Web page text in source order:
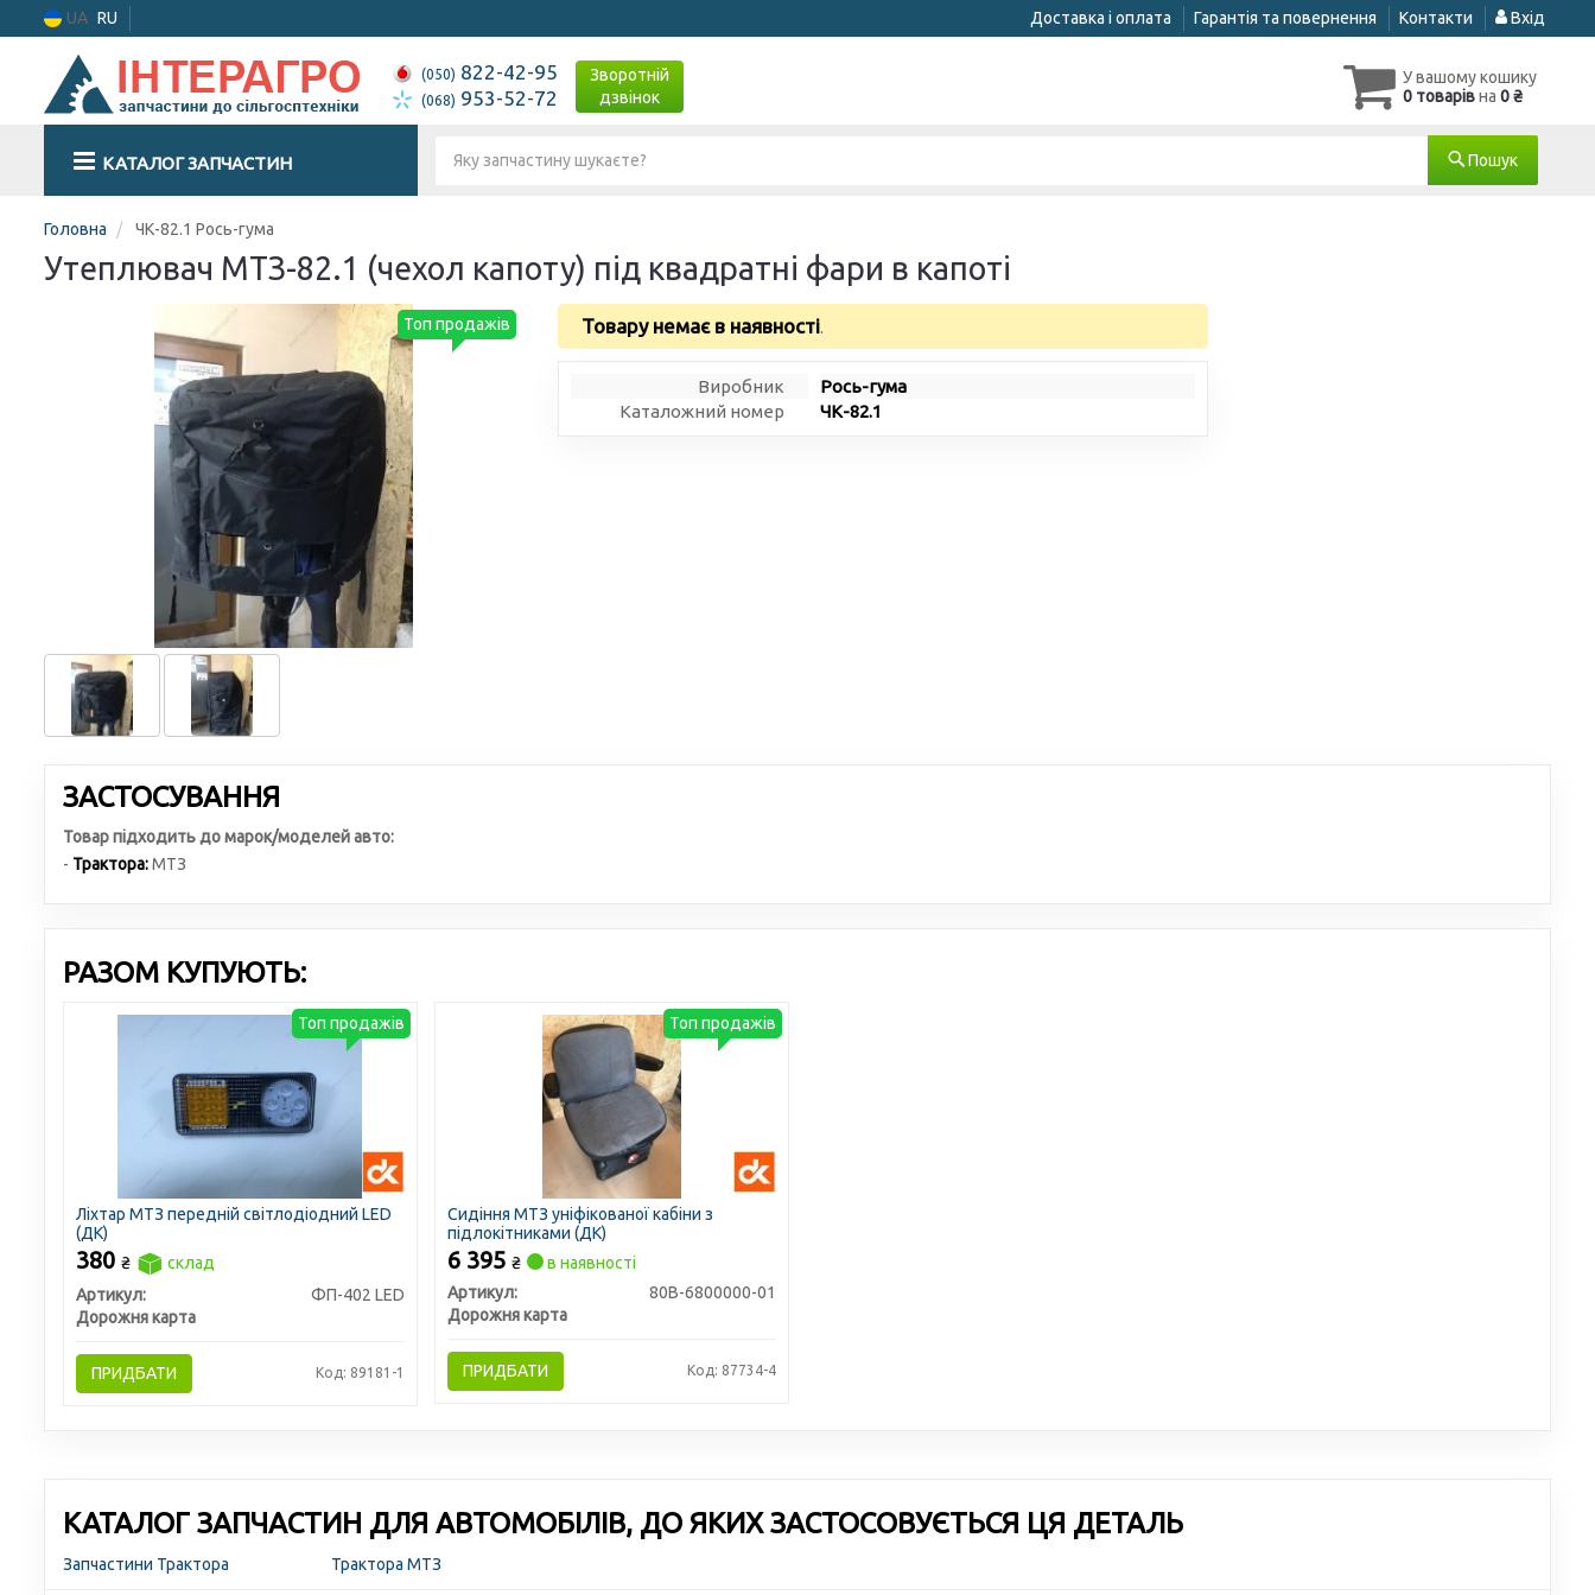
UA RU Доставка і оплата Гарантія та повернення Контакти Вхід
(050) 822-42-95
(068) 953-52-72
Зворотній
дзвінок
У вашому кошику
0 товарівна 0 ₴
КАТАЛОГ ЗАПЧАСТИН Пошук
Головна ЧК-82.1 Рось-гума
Утеплювач МТЗ-82.1 (чехол капоту) під квадратні фари в капоті
Топ продажів Товару немає в наявності.
Виробник
Рось-гума
Каталожний номер
ЧК-82.1
ЗАСТОСУВАННЯ
Товар підходить до марок/моделей авто:
- Трактора:МТЗ
РАЗОМ КУПУЮТЬ:
Ліхтар МТЗ передній світлодіодний LED
(ДК)
380 ₴
склад
Артикул:
ФП-402 LED
Дорожня карта
ПРИДБАТИ Код: 89181-1
Топ продажів
Сидіння МТЗ уніфікованої кабіни з
підлокітниками (ДК)
6 395 ₴
в наявності
Артикул:
80В-6800000-01
Дорожня карта
ПРИДБАТИ Код: 87734-4
Топ продажів
КАТАЛОГ ЗАПЧАСТИН ДЛЯ АВТОМОБІЛІВ, ДО ЯКИХ ЗАСТОСОВУЄТЬСЯ ЦЯ ДЕТАЛЬ
Запчастини Трактора Трактора МТЗ